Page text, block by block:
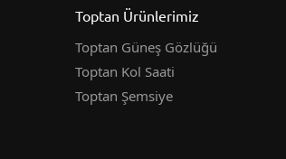
Toptan Ürünlerimiz
Toptan Güneş Gözlüğü
Toptan Kol Saati
Toptan Şemsiye